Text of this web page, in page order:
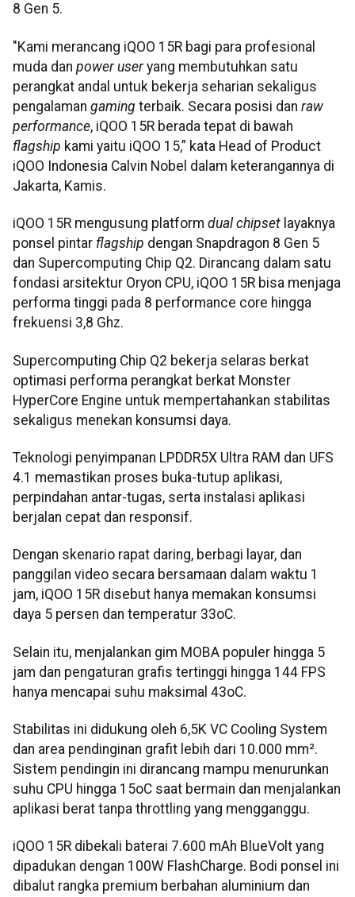
8 Gen 5.
"Kami merancang iQOO 15R bagi para profesional
muda dan power useryang membutuhkan satu
perangkat andal untuk bekerja seharian sekaligus
pengalaman gaming terbaik. Secara posisi dan raw
performance, iQOO 15R berada tepat di bawah
flagship kami yaitu iQOO 15,” kata Head of Product
iQOO Indonesia Calvin Nobel dalam keterangannya di
Jakarta, Kamis.
iQOO 15R mengusung platform dual chipset layaknya
ponsel pintar flagship dengan Snapdragon 8 Gen 5
dan Supercomputing Chip Q2. Dirancang dalam satu
fondasi arsitektur Oryon CPU, iQOO 15R bisa menjaga
performa tinggi pada 8 performance core hingga
frekuensi 3,8 Ghz.
Supercomputing Chip Q2 bekerja selaras berkat
optimasi performa perangkat berkat Monster
HyperCore Engine untuk mempertahankan stabilitas
sekaligus menekan konsumsi daya.
Teknologi penyimpanan LPDDR5X Ultra RAM dan UFS
4.1 memastikan proses buka-tutup aplikasi,
perpindahan antar-tugas, serta instalasi aplikasi
berjalan cepat dan responsif.
Dengan skenario rapat daring, berbagi layar, dan
panggilan video secara bersamaan dalam waktu 1
jam, iQOO 15R disebut hanya memakan konsumsi
daya 5 persen dan temperatur 33oC.
Selain itu, menjalankan gim MOBA populer hingga 5
jam dan pengaturan grafis tertinggi hingga 144 FPS
hanya mencapai suhu maksimal 43oC.
Stabilitas ini didukung oleh 6,5K VC Cooling System
dan area pendinginan grafit lebih dari 10.000 mm².
Sistem pendingin ini dirancang mampu menurunkan
suhu CPU hingga 15oC saat bermain dan menjalankan
aplikasi berat tanpa throttling yang mengganggu.
iQOO 15R dibekali baterai 7.600 mAh BlueVolt yang
dipadukan dengan 100W FlashCharge. Bodi ponsel ini
dibalut rangka premium berbahan aluminium dan